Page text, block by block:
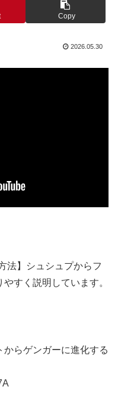
Copy
2026.05.30
法】シュシュプからフ
すく説明しています。
らゲンガーに進化する